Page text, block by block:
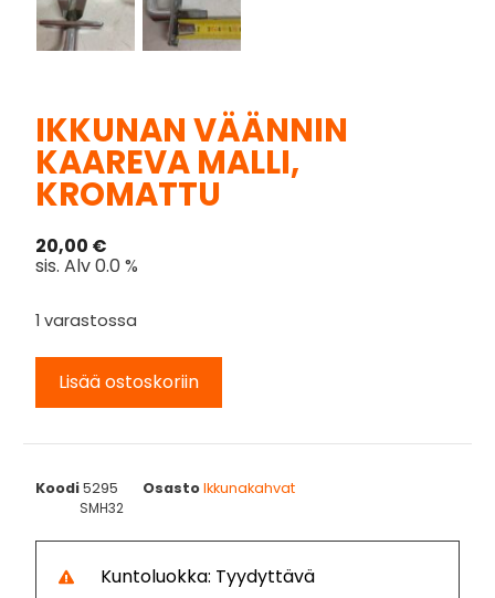
IKKUNAN VÄÄNNIN
KAAREVA MALLI,
KROMATTU
20,00 €
sis. Alv 0.0 %
1 varastossa
Lisää ostoskoriin
Koodi5295 OsastoIkkunakahvat
SMH32
Kuntoluokka: Tyydyttävä